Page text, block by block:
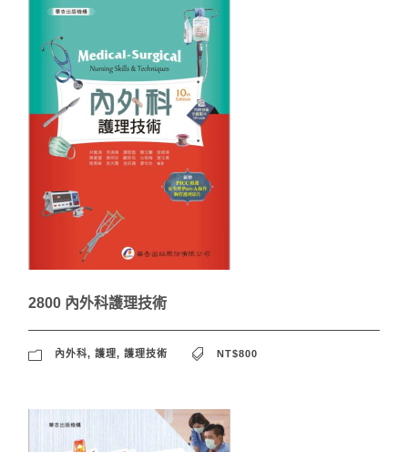
2800 內外科護理技術
內外科, 護理, 護理技術 NT$800